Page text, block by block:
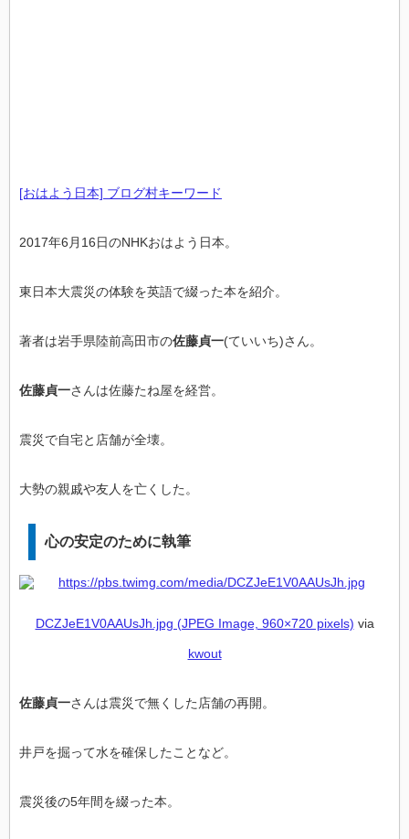
[おはよう日本] ブログ村キーワード
2017年6月16日のNHKおはよう日本。
東日本大震災の体験を英語で綴った本を紹介。
著者は岩手県陸前高田市の佐藤貞一(ていいち)さん。
佐藤貞一さんは佐藤たね屋を経営。
震災で自宅と店舗が全壊。
大勢の親戚や友人を亡くした。
心の安定のために執筆
DCZJeE1V0AAUsJh.jpg (JPEG Image, 960×720 pixels) via
kwout
佐藤貞一さんは震災で無くした店舗の再開。
井戸を掘って水を確保したことなど。
震災後の5年間を綴った本。